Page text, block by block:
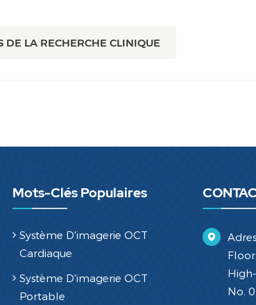
DE LA RECHERCHE CLINIQUE
Mots-Clés Populaires
Système D'imagerie OCT
Cardiaque
Système D'imagerie OCT
Portable
No.